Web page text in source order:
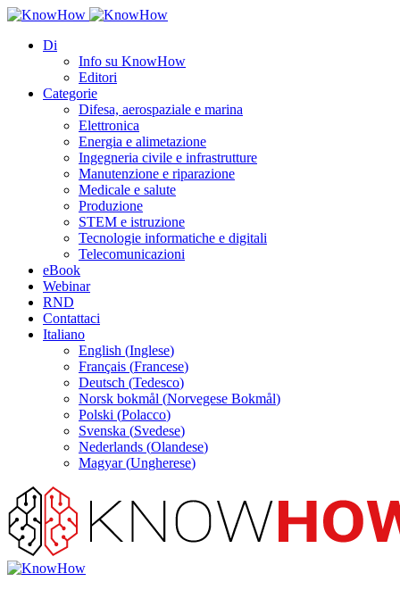
Di
Info su KnowHow
Editori
Categorie
Difesa, aerospaziale e marina
Elettronica
Energia e alimetazione
Ingegneria civile e infrastrutture
Manutenzione e riparazione
Medicale e salute
Produzione
STEM e istruzione
Tecnologie informatiche e digitali
Telecomunicazioni
eBook
Webinar
RND
Contattaci
Italiano
English (Inglese)
Français (Francese)
Deutsch (Tedesco)
Norsk bokmål (Norvegese Bokmål)
Polski (Polacco)
Svenska (Svedese)
Nederlands (Olandese)
Magyar(Ungherese)